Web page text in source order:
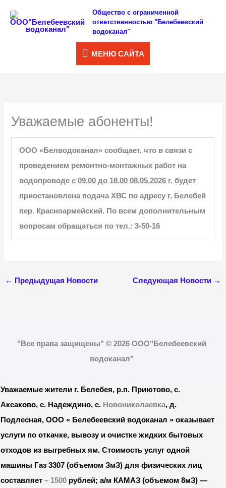
Общество с ограниченной
ответственностью "Белебеевский
водоканал"
МЕНЮ
САЙТА
МЕНЮ САЙТА
Уважаемые абоненты!
ООО «Белводоканал» сообщает, что в связи с
проведением ремонтно-монтажных работ на
водопроводес 09.00 до 18.00 08.05.2026 г.будет
приостановлена подача ХВС по адресу г. Белебей
пер. Красноармейский. По всем дополнительным
вопросам обращаться по тел.: 3-50-16
← Предыдущая Новости Следующая Новости →
"Все права защищены" © 2026 ООО"Белебеевский
водоканал"
Уважаемые жители г. Белебея, р.п. Приютово, с.
Аксаково, с. Надеждино, с. Новониколаевка, д.
Подлесная, ООО « Белебеевский водоканал » оказывает
услуги по откачке, вывозу и очистке жидких бытовых
отходов из выгребных ям. Стоимость услуг одной
машины Газ 3307 (объемом ЗмЗ) для физических лиц
составляет– 1500 рублей; а/м КАМАЗ (объемом 8мЗ) —